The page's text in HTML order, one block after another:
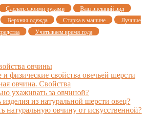
Сделать своими руками
Ваш внешний вид
Верхняя одежда Стирка в машине
Лучшие
Учитываем время года
овчины
физические свойства овечьей шерсти
овчина. Свойства
ухаживать за овчиной?
из натуральной шерсти овец?
натуральную овчину от искусственной?